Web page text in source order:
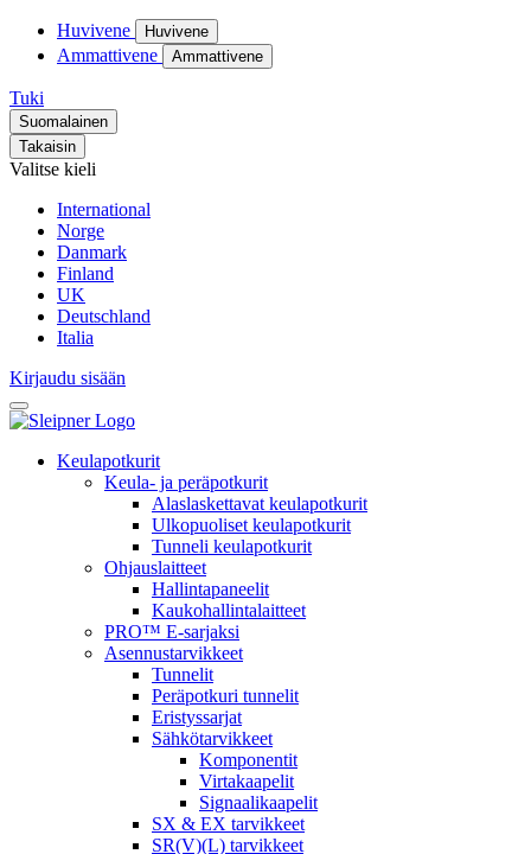
Huvivene Huvivene
Ammattivene Ammattivene
Tuki
Suomalainen
Takaisin
Valitse kieli
International
Norge
Danmark
Finland
UK
Deutschland
Italia
Kirjaudu sisään
Keulapotkurit
Keula- ja peräpotkurit
Alaslaskettavat keulapotkurit
Ulkopuoliset keulapotkurit
Tunneli keulapotkurit
Ohjauslaitteet
Hallintapaneelit
Kaukohallintalaitteet
PRO™ E-sarjaksi
Asennustarvikkeet
Tunnelit
Peräpotkuri tunnelit
Eristyssarjat
Sähkötarvikkeet
Komponentit
Virtakaapelit
Signaalikaapelit
SX & EX tarvikkeet
SR(V)(L) tarvikkeet